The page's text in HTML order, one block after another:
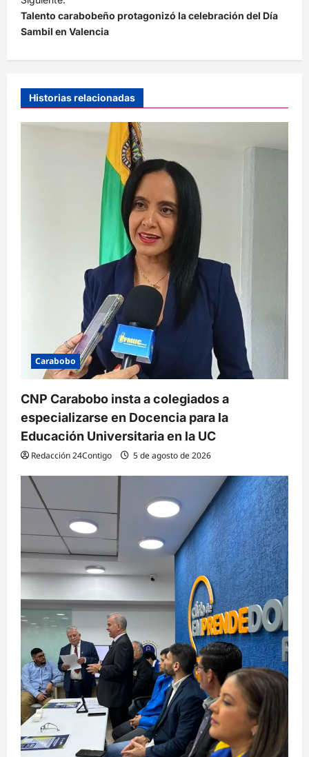
e
g
a
ó
Talento carabobeño protagonizó la celebración del Día
Sambil en Valencia
Historias relacionadas
Carabobo
CNP Carabobo insta a colegiados a
especializarse en Docencia para la
Educación Universitaria en la UC
Redacción 24Contigo 5 de agosto de 2026